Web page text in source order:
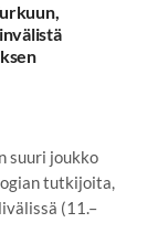
suuri joukko
tutkijoita,
(11.–